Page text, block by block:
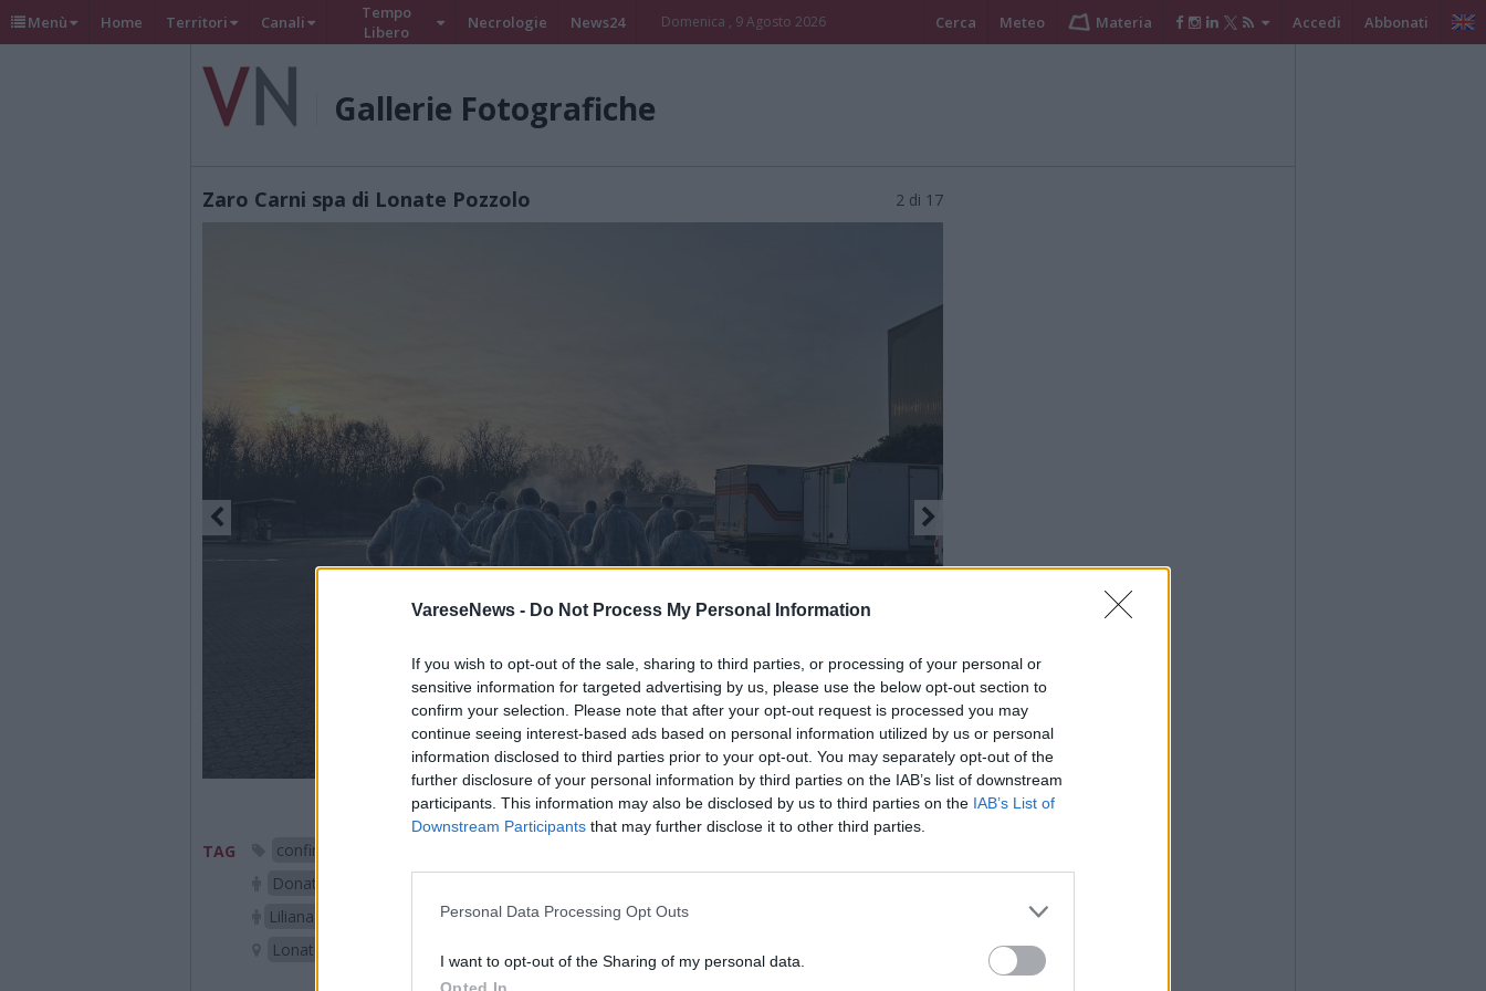
VareseNews - Do Not Process My Personal Information
If you wish to opt-out of the sale, sharing to third parties, or processing of your personal or
sensitive information for targeted advertising by us, please use the below opt-out section to
confirm your selection. Please note that after your opt-out request is processed you may
continue seeing interest-based ads based on personal information utilized by us or personal
information disclosed to third parties prior to your opt-out. You may separately opt-out of the
further disclosure of your personal information by third parties on the IAB’s list of downstream
participants. This information may also be disclosed by us to third parties on the IAB’s List of
Downstream Participants that may further disclose it to other third parties.
Personal Data Processing Opt Outs
I want to opt-out of the Sharing of my personal data.
Opted In
Menù Home Territori Canali
Tempo
Libero
Necrologie News24 Domenica , 9 Agosto 2026 Cerca Meteo Materia Accedi Abbonati
Gallerie Fotografiche
Zaro Carni spa di Lonate Pozzolo 2 di 17
2 di 17
TAG
confindustria varese
Donatella Tassone
Liliana Pacione
Livia Grosso
rita Boldrini
Lonate Pozzolo